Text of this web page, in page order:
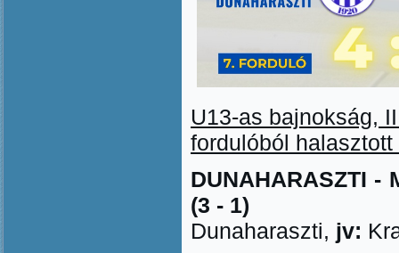
U13-as bajnokság,
fordulóból
DUNAHARASZTI -
(3 - 1)
Dunaharaszti, jv: